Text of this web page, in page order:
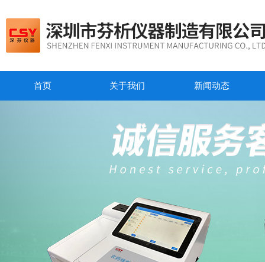
首页 关于我们 新闻动态